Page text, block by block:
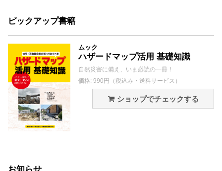
ピックアップ書籍
ムック
ハザードマップ活用 基礎知識
自然災害に備え、いま必読の一冊！
価格: 990円（税込み・送料サービス）
ショップでチェックする